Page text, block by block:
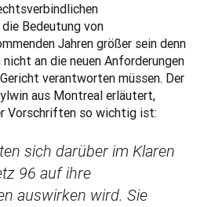
Bedeutung von
Jahren größer sein denn
nicht an die neuen Anforderungen
verantworten müssen. Der
aus Montreal erläutert,
Vorschriften so wichtig ist:
sich darüber im Klaren
96 auf ihre
auswirken wird. Sie